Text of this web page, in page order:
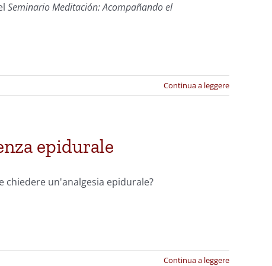
Seminario Meditación: Acompañando el
Continua a leggere
epidurale
un'analgesia epidurale?
Continua a leggere